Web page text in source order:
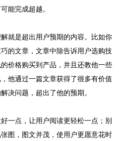
能完成超越。
就是超出用户预期的内容。比如你
的文章，文章中除告诉用户选购技
价格购买到产品，并且还教他一些
他通过一篇文章获得了很多有价值
决问题，超出了他的预期。
一点，让用户阅读更轻松一点；别
图，图文并茂，使用户更愿意花时